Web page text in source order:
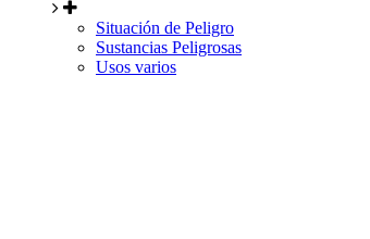
Situación de Peligro
Sustancias Peligrosas
Usos varios